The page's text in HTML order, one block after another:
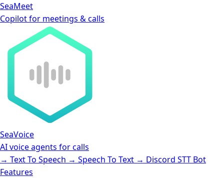
SeaMeet
Copilot for meetings & calls
SeaVoice
AI voice agents for calls
→ Text To Speech → Speech To Text → Discord STT Bot
Features